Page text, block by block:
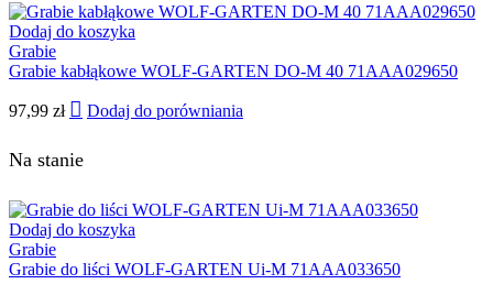
Dodaj do koszyka
Grabie
Grabie kabłąkowe WOLF-GARTEN DO-M 40 71AAA029650
97,99 zł Dodaj do porówniania
Na stanie
Dodaj do koszyka
Grabie
Grabie do liści WOLF-GARTEN Ui-M 71AAA033650